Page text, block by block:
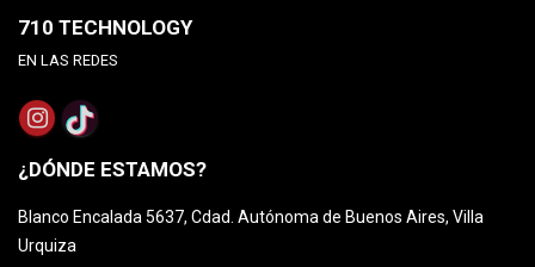
710 TECHNOLOGY
EN LAS REDES
¿DÓNDE ESTAMOS?
Blanco Encalada 5637, Cdad. Autónoma de Buenos Aires, Villa
Urquiza